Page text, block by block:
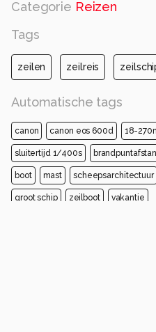
Categorie Reizen
Tags
zeilen zeilreis
Automatische tags
canon canon eos 600d 18-
sluitertijd 1/400s
boot mast scheepsarchitectuur
groot schip zeilboot vakantie